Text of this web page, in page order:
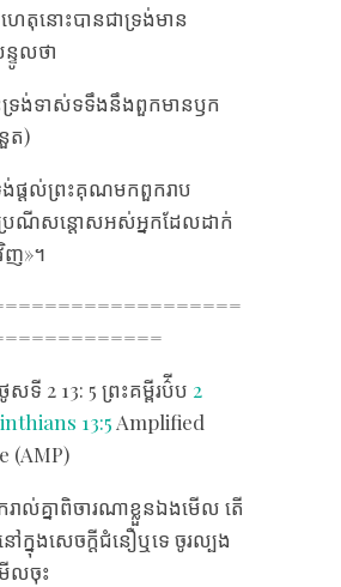
េតុ​នោះ​បាន​ជា​ទ្រង់​មាន​
ន្ទូល​ថា
ទ្រង់​ទាស់​ទទឹង​នឹង​ពួក​មាន​ឫក​
ត)
ង់​ផ្តល់​ព្រះគុណ​មក​ពួក​រាប​
រណី​សន្ដោស​អស់​អ្នក​ដែល​ដាក់
ញ»។
ស​ទី 2 13​: 5 ព្រះគម្ពីរប៌ីប 2
13:5 Amplified
(AMP)
ក​រាល់​គ្នា​ពិចារណា​ខ្លួន​ឯង​មើល តើ​
ៅ​ក្នុង​សេចក្តី​ជំនឿ​ឬ​ទេ ចូរ​ល្បង​
ើល​ចុះ